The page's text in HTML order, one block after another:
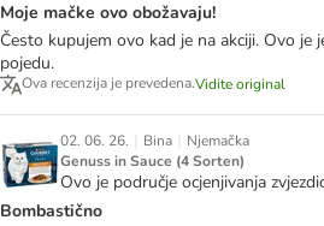
Moje mačke ovo obožavaju!
Često kupujem ovo kad je na akciji. Ovo je
pojedu.
Ova recenzija je prevedena.Vidite original
02. 06. 26. | Bina | Njemačka
Genuss in Sauce (4 Sorten)
Ovo je područje ocjenjivanja
Bombastično